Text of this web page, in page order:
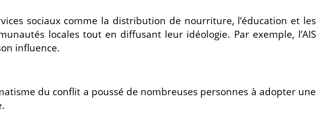
sociaux comme la distribution de nourriture, l’éducation et les
locales tout en diffusant leur idéologie. Par exemple, l’AIS
influence.
du conflit a poussé de nombreuses personnes à adopter une